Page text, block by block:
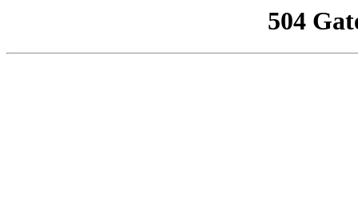
504